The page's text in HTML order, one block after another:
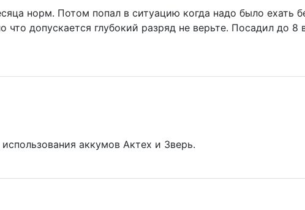
норм. Потом попал в ситуацию когда надо было ехать
что допускается глубокий разряд не верьте. Посадил до 8
аккумов Актех и Зверь.